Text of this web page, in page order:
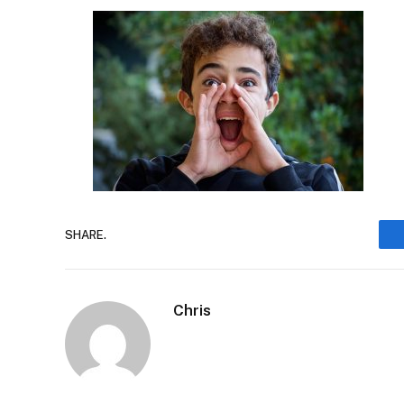
SHARE.
Chris